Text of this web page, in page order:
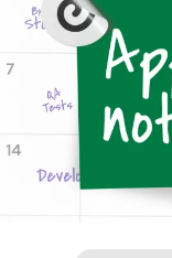
Learn how your
notifications to
partner with